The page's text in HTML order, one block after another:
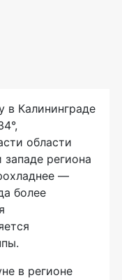
Калининграде
области
региона
—
более
в регионе